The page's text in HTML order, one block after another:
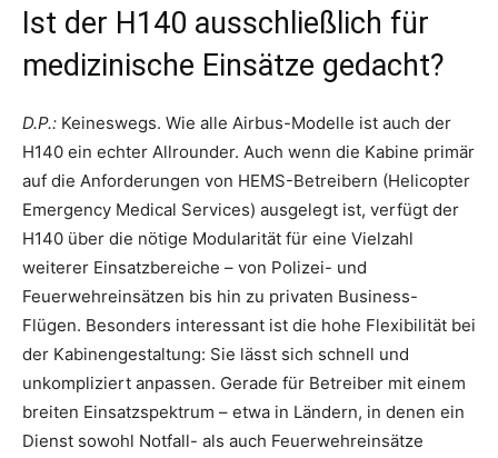
Ist der H140 ausschließlich für
medizinische Einsätze gedacht?
D.P.: Keineswegs. Wie alle Airbus-Modelle ist auch der
H140 ein echter Allrounder. Auch wenn die Kabine primär
auf die Anforderungen von HEMS-Betreibern (Helicopter
Emergency Medical Services) ausgelegt ist, verfügt der
H140 über die nötige Modularität für eine Vielzahl
weiterer Einsatzbereiche – von Polizei- und
Feuerwehreinsätzen bis hin zu privaten Business-
Flügen. Besonders interessant ist die hohe Flexibilität bei
der Kabinengestaltung: Sie lässt sich schnell und
unkompliziert anpassen. Gerade für Betreiber mit einem
breiten Einsatzspektrum – etwa in Ländern, in denen ein
Dienst sowohl Notfall- als auch Feuerwehreinsätze